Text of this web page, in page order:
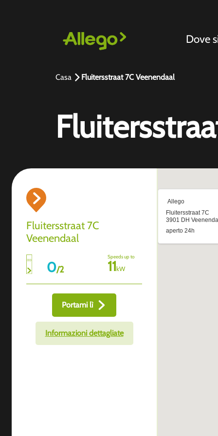
Dove
Casa Fluitersstraat 7C Veenendaal
Fluitersstraat 7C
Veenendaal
0/2
Speeds up to
11kW
Portami lì
Informazioni dettagliate